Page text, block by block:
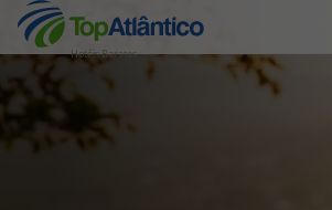
Hotéis Baratos
Destinos